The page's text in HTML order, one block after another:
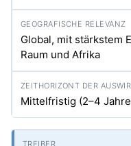
Global, mit stärkstem
Raum und Afrika
Mittelfristig (2–4